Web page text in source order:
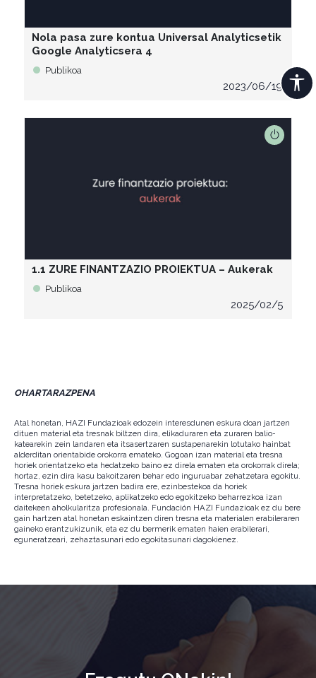
Nola pasa zure kontua Universal Analyticsetik
Google Analyticsera 4
Publikoa
2023/06/19
1.1 ZURE FINANTZAZIO PROIEKTUA – Aukerak
Publikoa
2025/02/5
OHARTARAZPENA
Atal honetan, HAZI Fundazioak edozein interesdunen eskura doan jartzen
dituen material eta tresnak biltzen dira, elikaduraren eta zuraren balio-
katearekin zein landaren eta itsasertzaren sustapenarekin lotutako hainbat
alderditan orientabide orokorra emateko. Gogoan izan material eta tresna
horiek orientatzeko eta hedatzeko baino ez direla ematen eta orokorrak direla;
hortaz, ezin dira kasu bakoitzaren behar edo inguruabar zehatzetara egokitu.
Tresna horiek eskura jartzen badira ere, ezinbestekoa da horiek
interpretatzeko, betetzeko, aplikatzeko edo egokitzeko beharrezkoa izan
daitekeen aholkularitza profesionala. Fundación HAZI Fundazioak ez du bere
gain hartzen atal honetan eskaintzen diren tresna eta materialen erabileraren
gaineko erantzukizunik, eta ez du bermerik ematen haien erabilerari,
eguneratzeari, zehaztasunari edo egokitasunari dagokienez.